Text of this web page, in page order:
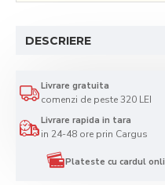
Livrare gratuita
comenzi de peste 320 LEI
Livrare rapida in tara
in 24-48 ore prin Cargus
Plateste cu cardul
DESCRIERE